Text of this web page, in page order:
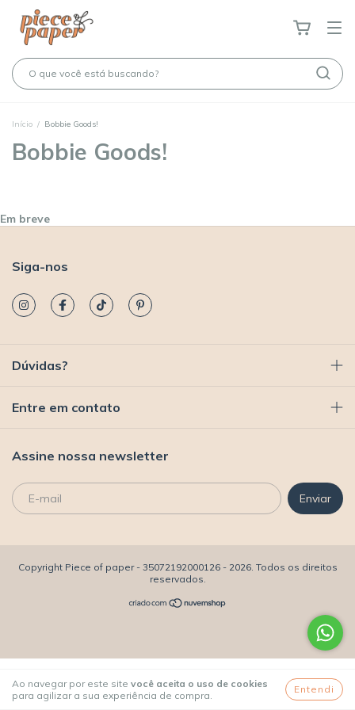
Ao navegar por este site você aceita o uso de cookies
para agilizar a sua experiência de compra.
Entendi
Início / Bobbie Goods!
Bobbie Goods!
Em breve
Siga-nos
Dúvidas?
Entre em contato
Assine nossa newsletter
Copyright Piece of paper - 35072192000126 - 2026. Todos os direitos
reservados.